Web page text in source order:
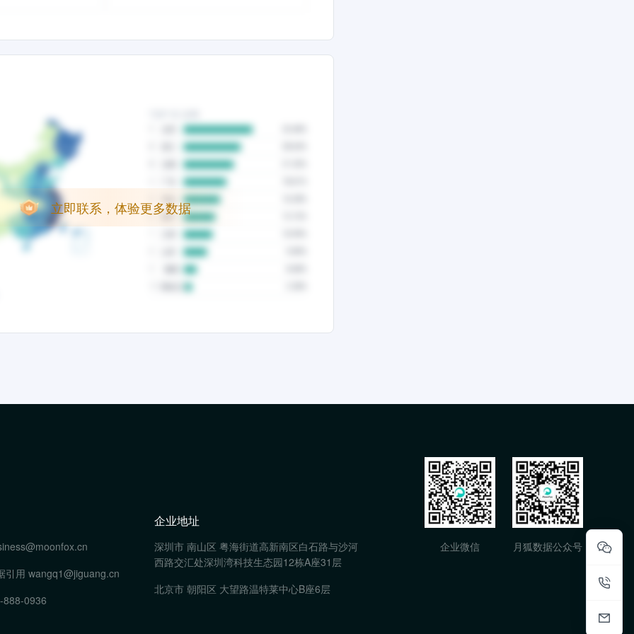
立即联系，体验更多数据
引用 wangq1@jiguang.cn
888-0936
企业地址
深圳市 南山区 粤海街道高新南区白石路与沙河
西路交汇处深圳湾科技生态园12栋A座31层
北京市 朝阳区 大望路温特莱中心B座6层
企业微信 月狐数据公众号